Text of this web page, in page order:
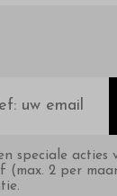
speciale acties
(max. 2 per